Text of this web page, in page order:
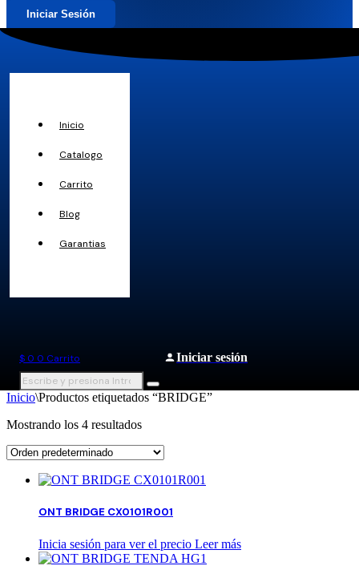
Iniciar Sesión
Inicio
Catalogo
Carrito
Blog
Garantias
$ 0 0 Carrito Iniciar sesión
Inicio\Productos etiquetados “BRIDGE”
Mostrando los 4 resultados
ONT BRIDGE CX0101R001
Inicia sesión para ver el precio Leer más